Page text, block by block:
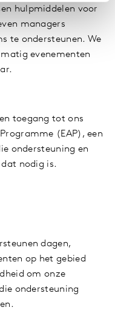
hulpmiddelen voor
managers
te ondersteunen. We
evenementen
toegang tot ons
(EAP), een
ondersteuning en
nodig is.
dagen,
op het gebied
om onze
ondersteuning